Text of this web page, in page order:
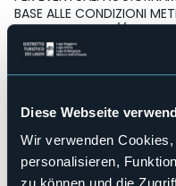
Diese Webseite
Wir verwenden
personalisieren,
BASE ALLE CONDIZIONI
E IL SITO -https://
www.fattoriadeltoce.it
nostri amici animali tutto
di Pinocchio per
mascotte!